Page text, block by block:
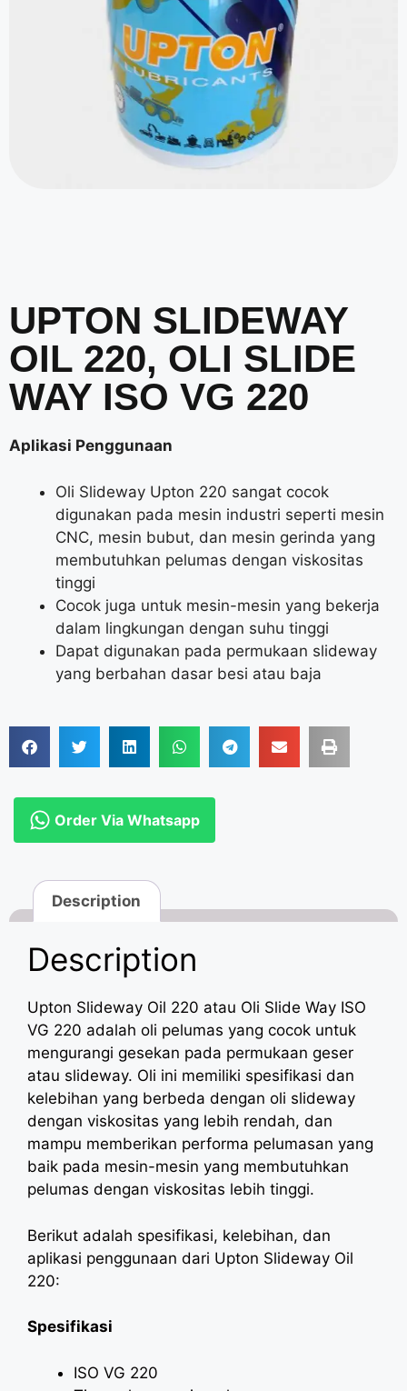
UPTON SLIDEWAY
OIL 220, OLI SLIDE
WAY ISO VG 220
Aplikasi Penggunaan
Oli Slideway Upton 220 sangat cocok
digunakan pada mesin industri seperti mesin
CNC, mesin bubut, dan mesin gerinda yang
membutuhkan pelumas dengan viskositas
tinggi
Cocok juga untuk mesin-mesin yang bekerja
dalam lingkungan dengan suhu tinggi
Dapat digunakan pada permukaan slideway
yang berbahan dasar besi atau baja
Order Via Whatsapp
Description
Description
Upton Slideway Oil 220 atau Oli Slide Way ISO
VG 220 adalah oli pelumas yang cocok untuk
mengurangi gesekan pada permukaan geser
atau slideway. Oli ini memiliki spesifikasi dan
kelebihan yang berbeda dengan oli slideway
dengan viskositas yang lebih rendah, dan
mampu memberikan performa pelumasan yang
baik pada mesin-mesin yang membutuhkan
pelumas dengan viskositas lebih tinggi.
Berikut adalah spesifikasi, kelebihan, dan
aplikasi penggunaan dari Upton Slideway Oil
220:
Spesifikasi
ISO VG 220